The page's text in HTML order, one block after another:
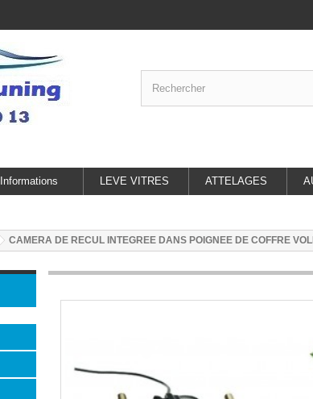
Informations LEVE VITRES ATTELAGES
CAMERA DE RECUL INTEGREE DANS POIGNEE DE COFFRE